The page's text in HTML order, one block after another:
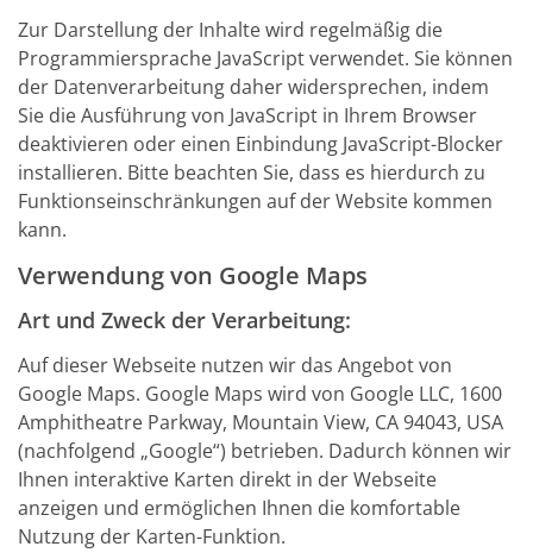
Zur Darstellung der Inhalte wird regelmäßig die
Programmiersprache JavaScript verwendet. Sie können
der Datenverarbeitung daher widersprechen, indem
Sie die Ausführung von JavaScript in Ihrem Browser
deaktivieren oder einen Einbindung JavaScript-Blocker
installieren. Bitte beachten Sie, dass es hierdurch zu
Funktionseinschränkungen auf der Website kommen
kann.
Verwendung von Google Maps
Art und Zweck der Verarbeitung:
Auf dieser Webseite nutzen wir das Angebot von
Google Maps. Google Maps wird von Google LLC, 1600
Amphitheatre Parkway, Mountain View, CA 94043, USA
(nachfolgend „Google“) betrieben. Dadurch können wir
Ihnen interaktive Karten direkt in der Webseite
anzeigen und ermöglichen Ihnen die komfortable
Nutzung der Karten-Funktion.